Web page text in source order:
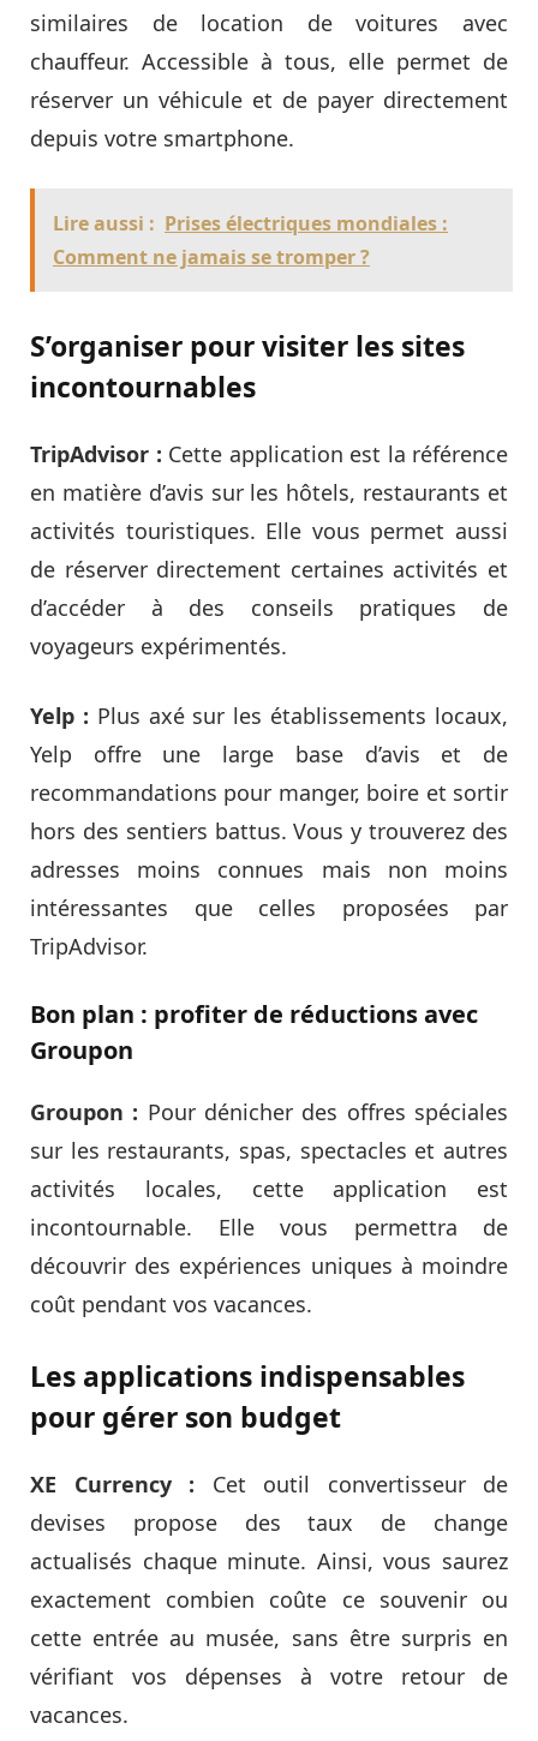
similaires de location de voitures avec
chauffeur. Accessible à tous, elle permet de
réserver un véhicule et de payer directement
depuis votre smartphone.
Lire aussi : Prises électriques mondiales :
Comment ne jamais se tromper ?
S’organiser pour visiter les sites
incontournables
TripAdvisor : Cette application est la référence
en matière d’avis sur les hôtels, restaurants et
activités touristiques. Elle vous permet aussi
de réserver directement certaines activités et
d’accéder à des conseils pratiques de
voyageurs expérimentés.
Yelp : Plus axé sur les établissements locaux,
Yelp offre une large base d’avis et de
recommandations pour manger, boire et sortir
hors des sentiers battus. Vous y trouverez des
adresses moins connues mais non moins
intéressantes que celles proposées par
TripAdvisor.
Bon plan : profiter de réductions avec
Groupon
Groupon : Pour dénicher des offres spéciales
sur les restaurants, spas, spectacles et autres
activités locales, cette application est
incontournable. Elle vous permettra de
découvrir des expériences uniques à moindre
coût pendant vos vacances.
Les applications indispensables
pour gérer son budget
XE Currency : Cet outil convertisseur de
devises propose des taux de change
actualisés chaque minute. Ainsi, vous saurez
exactement combien coûte ce souvenir ou
cette entrée au musée, sans être surpris en
vérifiant vos dépenses à votre retour de
vacances.